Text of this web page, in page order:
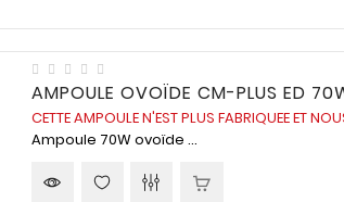
AMPOULE OVOÏDE CM-PLUS ED
CETTE AMPOULE N'EST PLUS FABRIQUEE ET
Ampoule 70W ovoïde ...